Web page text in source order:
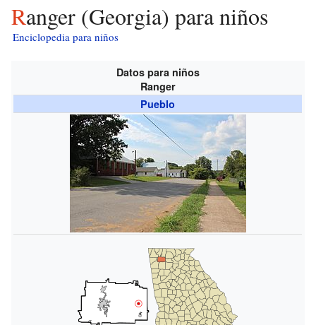
Ranger (Georgia) para niños
Enciclopedia para niños
Datos para niños
Ranger
Pueblo